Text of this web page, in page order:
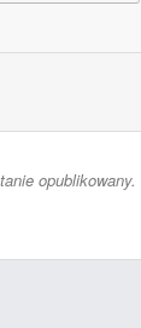
opublikowany.